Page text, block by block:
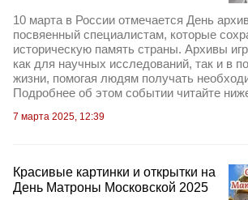
10 марта в России отмечается День
посвяенный специалистам, которые
историческую память страны. Архивы
как для научных исследований, так и в
жизни, помогая людям получать
Подробнее об этом событии читайте
7 марта 2025, 12:39
Красивые картинки и открытки на
День Матроны Московской 2025